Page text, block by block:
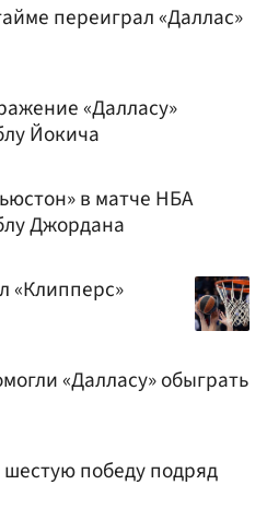
переиграл «Даллас»
«Далласу»
Йокича
в матче НБА
Джордана
«Клипперс»
«Далласу» обыграть
победу подряд